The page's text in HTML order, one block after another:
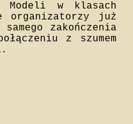
Modeli w klasach
organizatorzy już
zakończenia
z szumem